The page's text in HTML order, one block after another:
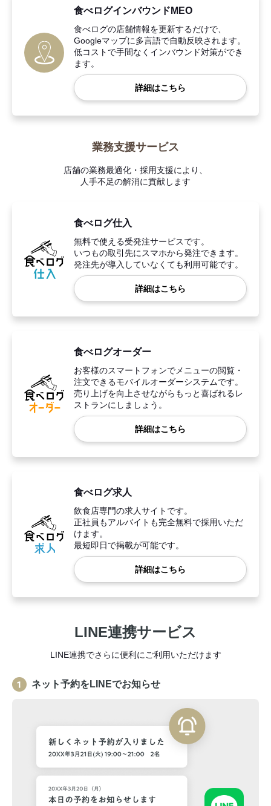
食べログインバウンドMEO
食べログの店舗情報を更新するだけで、
Googleマップに多言語で自動反映されます。
低コストで手間なくインバウンド対策ができ
ます。
詳細はこちら
業務支援サービス
店舗の業務最適化・採用支援により、
人手不足の解消に貢献します
食べログ仕入
無料で使える受発注サービスです。
いつもの取引先にスマホから発注できます。
発注先が導入していなくても利用可能です。
詳細はこちら
食べログオーダー
お客様のスマートフォンでメニューの閲覧・
注文できるモバイルオーダーシステムです。
売り上げを向上させながらもっと喜ばれるレ
ストランにしましょう。
詳細はこちら
食べログ求人
飲食店専門の求人サイトです。
正社員もアルバイトも完全無料で採用いただ
けます。
最短即日で掲載が可能です。
詳細はこちら
LINE連携サービス
LINE連携でさらに便利にご利用いただけます
ネット予約をLINEでお知らせ